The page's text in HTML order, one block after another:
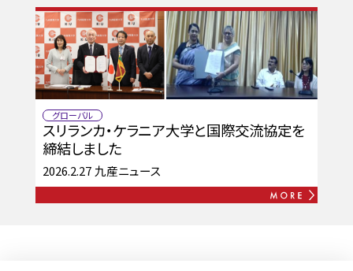
グローバル
スリランカ・ケラニア大学と国際交流協定を
締結しました
2026.2.27 九産ニュース